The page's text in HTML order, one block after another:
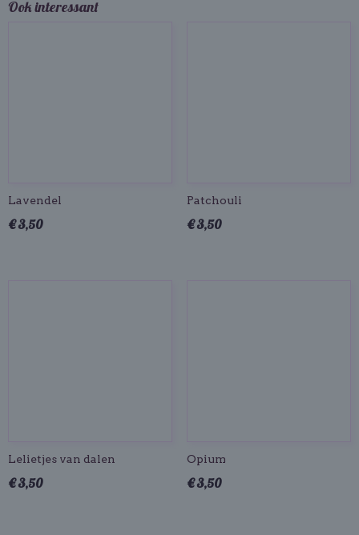
Ook interessant
Lavendel
€ 3,50
Patchouli
€ 3,50
Lelietjes van dalen
€ 3,50
Opium
€ 3,50